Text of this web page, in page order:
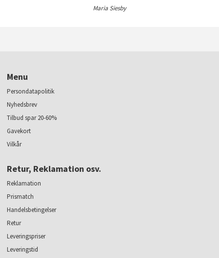
Maria Siesby
Menu
Persondatapolitik
Nyhedsbrev
Tilbud spar 20-60%
Gavekort
Vilkår
Retur, Reklamation osv.
Reklamation
Prismatch
Handelsbetingelser
Retur
Leveringspriser
Leveringstid